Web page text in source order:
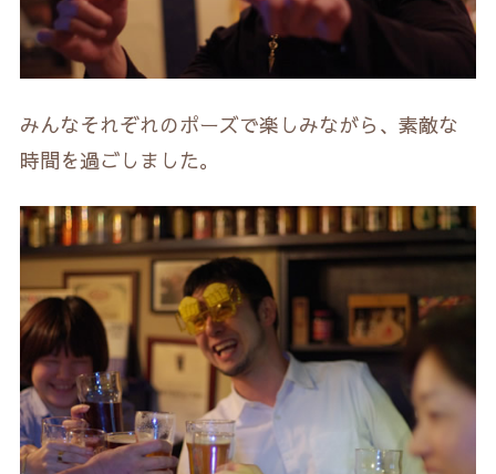
みんなそれぞれのポーズで楽しみながら、素敵な
時間を過ごしました。